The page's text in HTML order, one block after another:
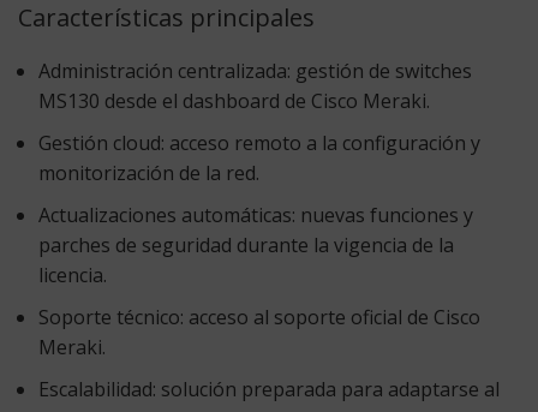
Características principales
Administración centralizada: gestión de switches
MS130 desde el dashboard de Cisco Meraki.
Gestión cloud: acceso remoto a la configuración y
monitorización de la red.
Actualizaciones automáticas: nuevas funciones y
parches de seguridad durante la vigencia de la
licencia.
Soporte técnico: acceso al soporte oficial de Cisco
Meraki.
Escalabilidad: solución preparada para adaptarse al